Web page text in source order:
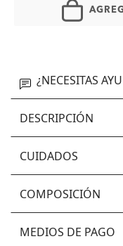
¿NECESITAS
DESCRIPCIÓN
CUIDADOS
COMPOSICIÓN
MEDIOS DE PAGO